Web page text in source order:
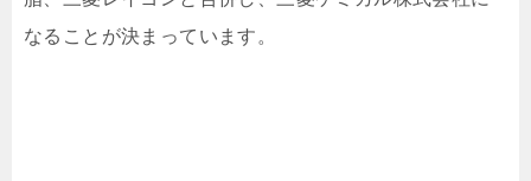
なることが決まっています。